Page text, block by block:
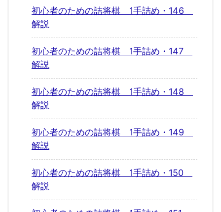
初心者のための詰将棋 1手詰め・146
解説
初心者のための詰将棋 1手詰め・147
解説
初心者のための詰将棋 1手詰め・148
解説
初心者のための詰将棋 1手詰め・149
解説
初心者のための詰将棋 1手詰め・150
解説